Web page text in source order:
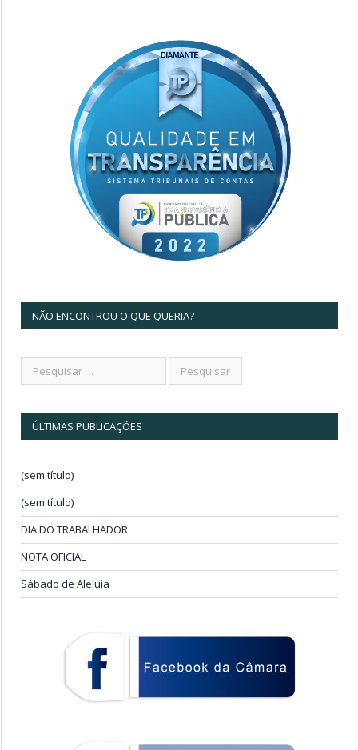
NÃO ENCONTROU O QUE QUERIA?
ÚLTIMAS PUBLICAÇÕES
(sem título)
(sem título)
DIA DO TRABALHADOR
NOTA OFICIAL
Sábado de Aleluia